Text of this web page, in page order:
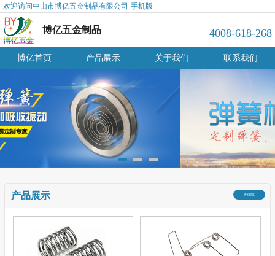
欢迎访问中山市博亿五金制品有限公司-手机版
博亿五金制品 4008-618-268
博亿首页 产品展示 关于我们 联系我们
MORE
产品展示